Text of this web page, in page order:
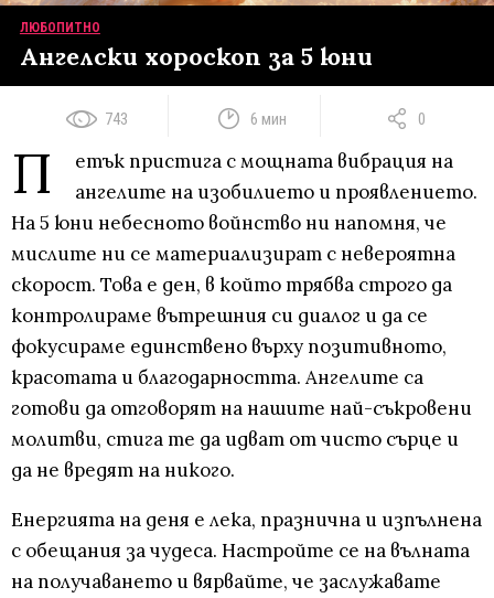
ЛЮБОПИТНО
Ангелски хороскоп за 5 юни
743 6 мин 0
П
етък пристига с мощната вибрация на
ангелите на изобилието и проявлението.
На 5 юни небесното войнство ни напомня, че
мислите ни се материализират с невероятна
скорост. Това е ден, в който трябва строго да
контролираме вътрешния си диалог и да се
фокусираме единствено върху позитивното,
красотата и благодарността. Ангелите са
готови да отговорят на нашите най-съкровени
молитви, стига те да идват от чисто сърце и
да не вредят на никого.
Енергията на деня е лека, празнична и изпълнена
с обещания за чудеса. Настройте се на вълната
на получаването и вярвайте, че заслужавате